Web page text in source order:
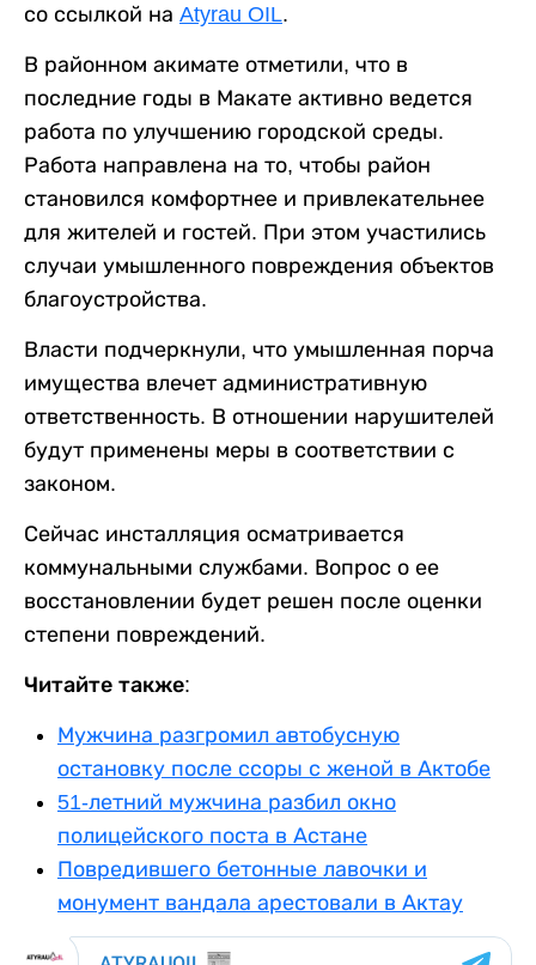
со ссылкой на Atyrau OIL.
В районном акимате отметили, что в
последние годы в Макате активно ведется
работа по улучшению городской среды.
Работа направлена на то, чтобы район
становился комфортнее и привлекательнее
для жителей и гостей. При этом участились
случаи умышленного повреждения объектов
благоустройства.
Власти подчеркнули, что умышленная порча
имущества влечет административную
ответственность. В отношении нарушителей
будут применены меры в соответствии с
законом.
Сейчас инсталляция осматривается
коммунальными службами. Вопрос о ее
восстановлении будет решен после оценки
степени повреждений.
Читайте также:
Мужчина разгромил автобусную
остановку после ссоры с женой в Актобе
51-летний мужчина разбил окно
полицейского поста в Астане
Повредившего бетонные лавочки и
монумент вандала арестовали в Актау